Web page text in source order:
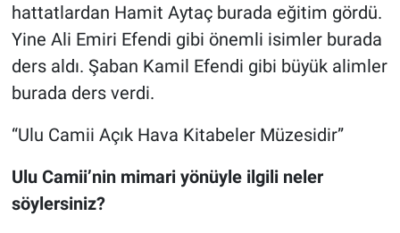
hattatlardan Hamit Aytaç burada eğitim gördü.
Yine Ali Emiri Efendi gibi önemli isimler burada
ders aldı. Şaban Kamil Efendi gibi büyük alimler
burada ders verdi.
“Ulu Camii Açık Hava Kitabeler Müzesidir”
Ulu Camii’nin mimari yönüyle ilgili neler
söylersiniz?